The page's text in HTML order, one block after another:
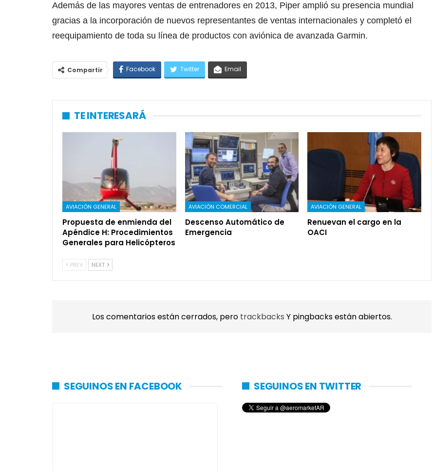
Además de las mayores ventas de entrenadores en 2013, Piper amplió su presencia mundial
gracias a la incorporación de nuevos representantes de ventas internacionales y completó el
reequipamiento de toda su línea de productos con aviónica de avanzada Garmin.
Compartir Facebook Twitter Email
TE INTERESARÁ
AVIACIÓN GENERAL
Propuesta de enmienda del
Apéndice H: Procedimientos
Generales para Helicópteros
AVIACIÓN COMERCIAL
Descenso Automático de
Emergencia
AVIACIÓN GENERAL
Renuevan el cargo en la
OACI
PREV NEXT
Los comentarios están cerrados, pero trackbacks Y pingbacks están abiertos.
SEGUINOS EN FACEBOOK SEGUINOS EN TWITTER